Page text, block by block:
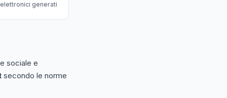
generati
sociale e
secondo le norme